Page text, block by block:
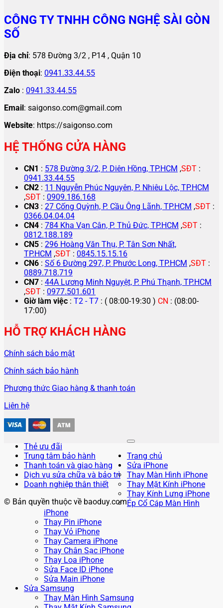
CÔNG TY TNHH CÔNG NGHỆ SÀI GÒN
SỐ
Địa chỉ: 578 Đường 3/2 , P14 , Quận 10
Điện thoại: 0941.33.44.55
Zalo : 0941.33.44.55
Email: saigonso.com@gmail.com
Website: https://saigonso.com
HỆ THỐNG CỬA HÀNG
CN1 : 578 Đường 3/2, P. Diên Hồng, TP.HCM ,SĐT :
0941.33.44.55
CN2 : 11 Nguyễn Phúc Nguyên, P. Nhiêu Lộc, TP.HCM
,SĐT : 0909.186.168
CN3 : 27 Cống Quỳnh, P. Cầu Ông Lãnh, TP.HCM ,SĐT :
0366.04.04.04
CN4 : 784 Kha Vạn Cân, P. Thủ Đức, TP.HCM ,SĐT :
0812.188.189
CN5 : 296 Hoàng Văn Thụ, P. Tân Sơn Nhất,
TP.HCM ,SĐT : 0845.15.15.16
CN6 : Số 6 Đường 297, P. Phước Long, TP.HCM ,SĐT :
0889.718.719
CN7 : 44A Lương Minh Nguyệt, P. Phú Thạnh, TP.HCM
,SĐT : 0977.501.601
Giờ làm việc : T2 - T7 : ( 08:00-19:30 ) CN : (08:00-
17:00)
HỖ TRỢ KHÁCH HÀNG
Chính sách bảo mật
Chính sách bảo hành
Phương thức Giao hàng & thanh toán
Liên hệ
Thẻ ưu đãi
Trung tâm bảo hành
Thanh toán và giao hàng
Dịch vụ sửa chữa và bảo trì
Doanh nghiệp thân thiết
© Bản quyền thuộc về baoduy.com
Trang chủ
Sửa iPhone
Thay Màn Hình iPhone
Thay Mặt Kính iPhone
Thay Kính Lưng iPhone
Ép Cổ Cáp Màn Hình
iPhone
Thay Pin iPhone
Thay Vỏ iPhone
Thay Camera iPhone
Thay Chân Sạc iPhone
Thay Loa iPhone
Sửa Face ID iPhone
Sửa Main iPhone
Sửa Samsung
Thay Màn Hình Samsung